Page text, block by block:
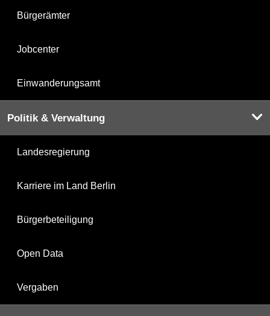
Bürgerämter
Jobcenter
Einwanderungsamt
Politik & Verwaltung
Landesregierung
Karriere im Land Berlin
Bürgerbeteiligung
Open Data
Vergaben